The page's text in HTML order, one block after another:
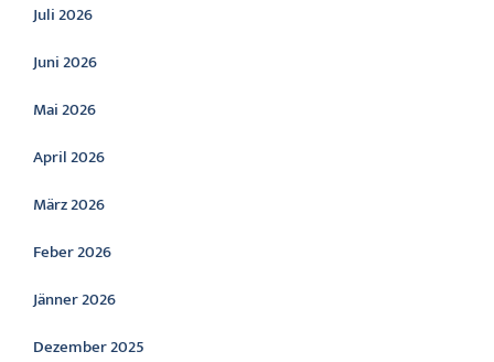
Juli 2026
Juni 2026
Mai 2026
April 2026
März 2026
Feber 2026
Jänner 2026
Dezember 2025